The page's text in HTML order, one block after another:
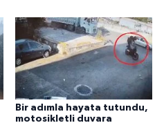
Bir adımla hayata tutundu,
motosikletli duvara